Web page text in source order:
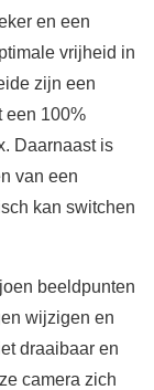
en een
vrijheid in
zijn een
een 100%
Daarnaast is
van een
kan switchen
beeldpunten
wijzigen en
draaibaar en
camera zich